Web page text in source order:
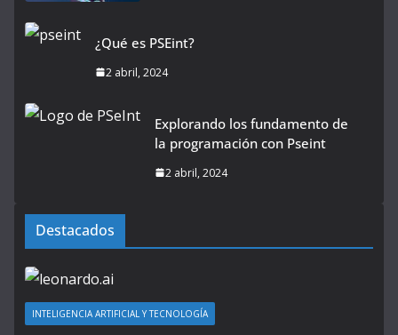
¿Qué es PSEint?
2 abril, 2024
Explorando los fundamento de
la programación con Pseint
2 abril, 2024
Destacados
INTELIGENCIA ARTIFICIAL Y TECNOLOGÍA